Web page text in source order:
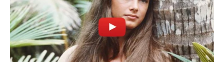
interesan. Para estar bien informado, por
favor, active las notificaciones de Alerta.
ACTIVAR AHORA